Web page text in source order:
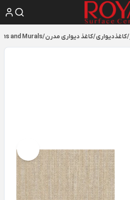
/کاغذدیواری/کاغذ دیواری مدرن/
and Murals